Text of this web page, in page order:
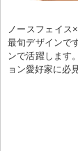
ノースフェイス
最旬デザインで
ンで活躍します
ョン愛好家に必